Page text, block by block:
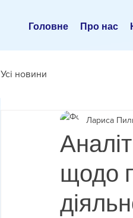
Головне Про нас
Усі новини
щодо
Лариса